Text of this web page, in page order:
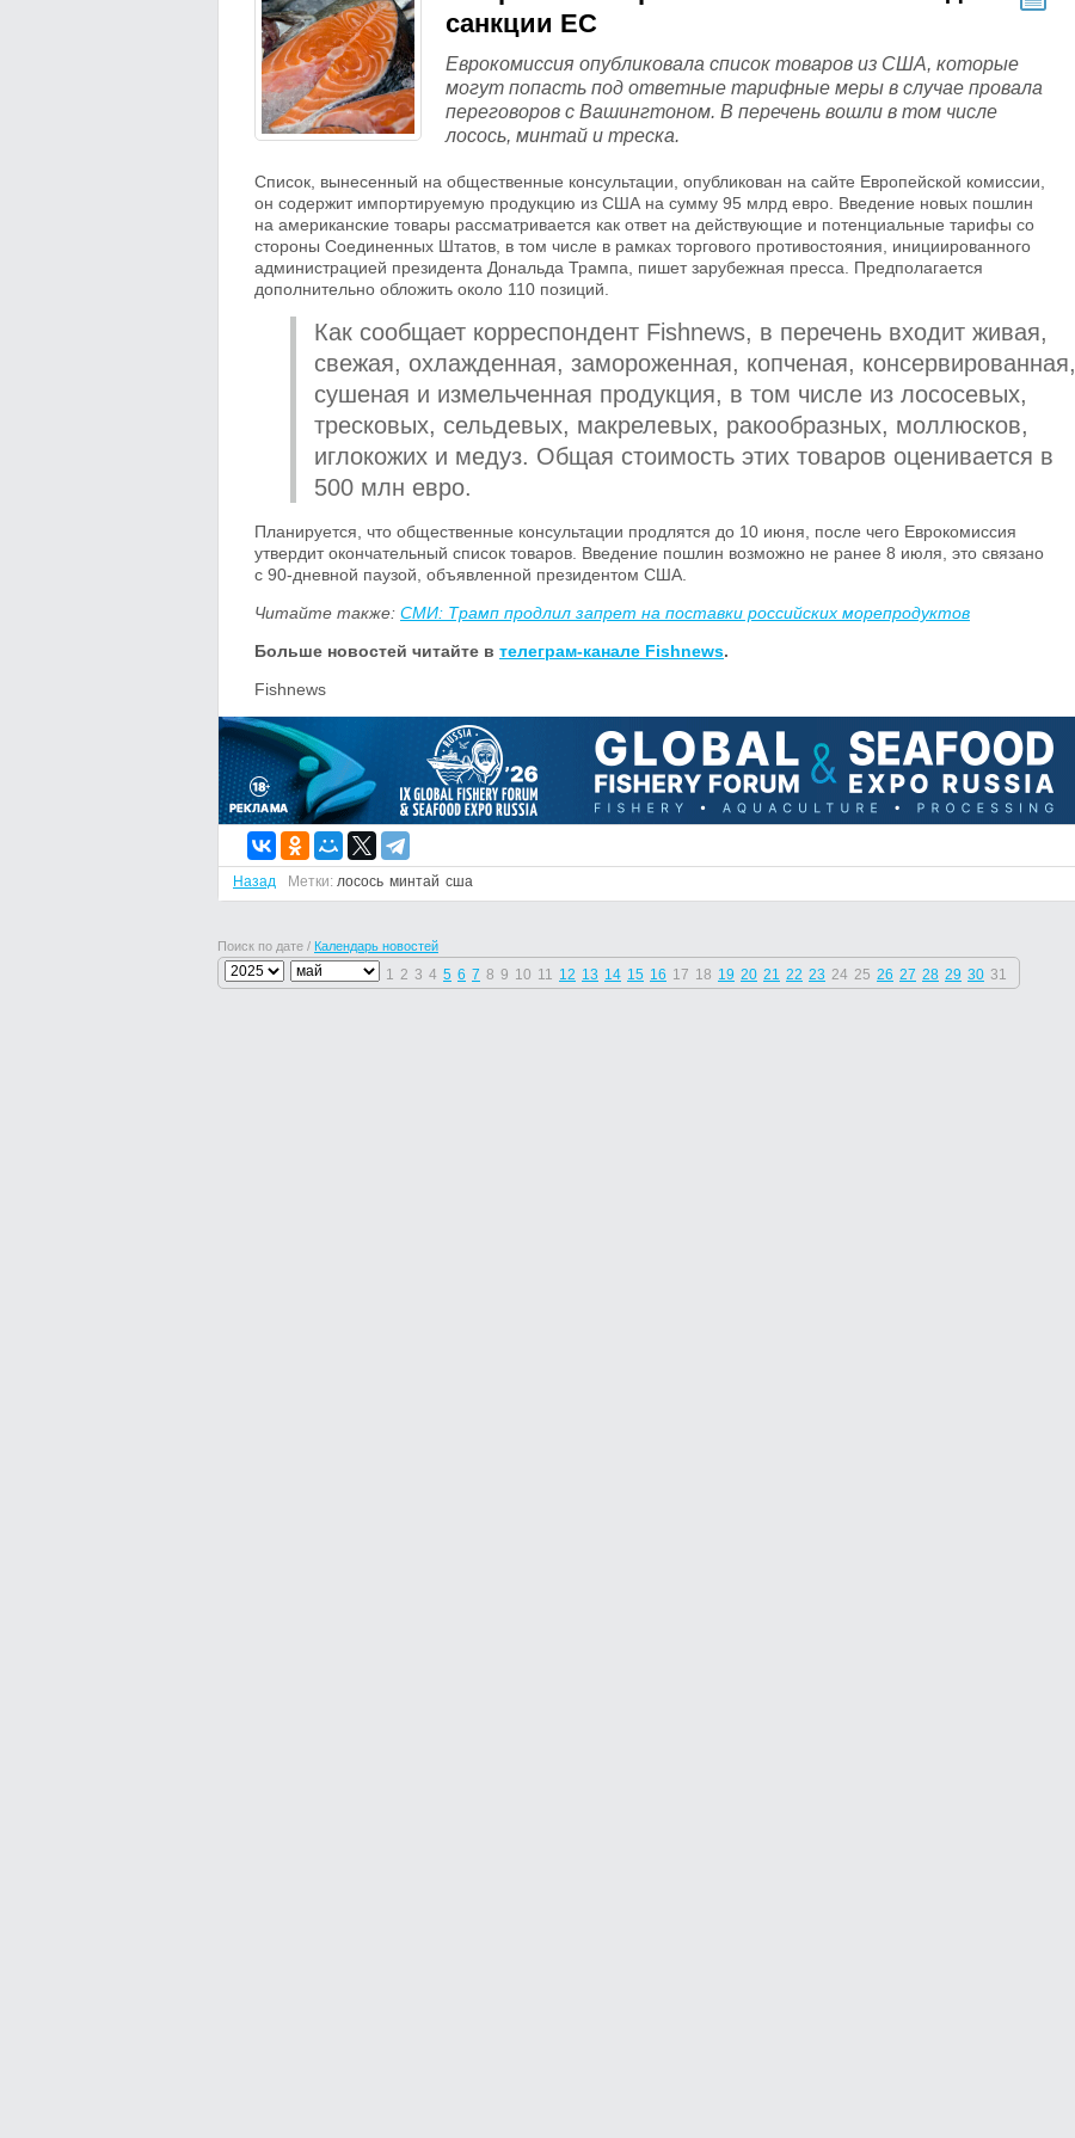
санкции ЕС
Еврокомиссия опубликовала список товаров из США, которые
могут попасть под ответные тарифные меры в случае провала
переговоров с Вашингтоном. В перечень вошли в том числе
лосось, минтай и треска.
Список, вынесенный на общественные консультации, опубликован на сайте Европейской комиссии,
он содержит импортируемую продукцию из США на сумму 95 млрд евро. Введение новых пошлин
на американские товары рассматривается как ответ на действующие и потенциальные тарифы со
стороны Соединенных Штатов, в том числе в рамках торгового противостояния, инициированного
администрацией президента Дональда Трампа, пишет зарубежная пресса. Предполагается
дополнительно обложить около 110 позиций.
Как сообщает корреспондент Fishnews, в перечень входит живая,
свежая, охлажденная, замороженная, копченая, консервированная,
сушеная и измельченная продукция, в том числе из лососевых,
тресковых, сельдевых, макрелевых, ракообразных, моллюсков,
иглокожих и медуз. Общая стоимость этих товаров оценивается в
500 млн евро.
Планируется, что общественные консультации продлятся до 10 июня, после чего Еврокомиссия
утвердит окончательный список товаров. Введение пошлин возможно не ранее 8 июля, это связано
с 90-дневной паузой, объявленной президентом США.
Читайте также: СМИ: Трамп продлил запрет на поставки российских морепродуктов
Больше новостей читайте в телеграм-канале Fishnews.
Fishnews
Назад Метки: лосось минтай сша
Поиск по дате / Календарь новостей
1 2 3 4 5 6 7 8 9 10 11 12 13 14 15 16 17 18 19 20 21 22 23 24 25 26 27 28 29 30 31